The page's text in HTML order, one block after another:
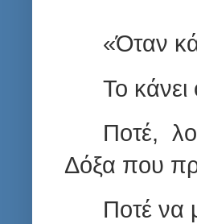
«Όταν
Το κάνει
Ποτέ,
Δόξα που
Ποτέ να